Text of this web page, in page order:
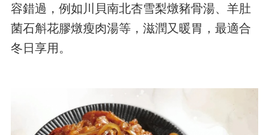
容錯過，例如川貝南北杏雪梨燉豬骨湯、羊肚
菌石斛花膠燉瘦肉湯等，滋潤又暖胃，最適合
冬日享用。